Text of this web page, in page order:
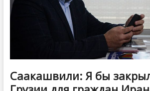
Саакашвили: Я бы